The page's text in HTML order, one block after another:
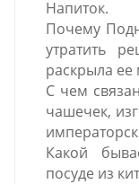
Напиток.
Почему
утратить
раскрыла ее
С чем
чашечек,
Какой
посуде из